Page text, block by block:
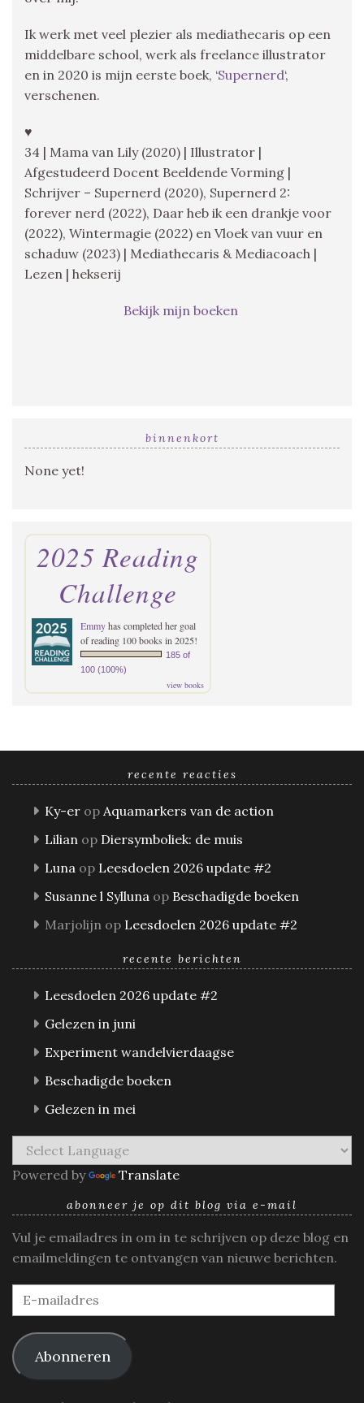
Ik werk met veel plezier als mediathecaris op een
middelbare school, werk als freelance illustrator
en in 2020 is mijn eerste boek, ‘Supernerd‘,
verschenen.
♥
34 | Mama van Lily (2020) | Illustrator |
Afgestudeerd Docent Beeldende Vorming |
Schrijver – Supernerd (2020), Supernerd 2:
forever nerd (2022), Daar heb ik een drankje voor
(2022), Wintermagie (2022) en Vloek van vuur en
schaduw (2023) | Mediathecaris & Mediacoach |
Lezen | hekserij
Bekijk mijn boeken
binnenkort
None yet!
2025 Reading
Challenge
Emmyhas completed her goal
of reading 100 books in 2025!
185 of
100 (100%)
view books
recente reacties
Ky-er op Aquamarkers van de action
Lilian op Diersymboliek: de muis
Luna op Leesdoelen 2026 update #2
Susanne l Sylluna op Beschadigde boeken
Marjolijn op Leesdoelen 2026 update #2
recente berichten
Leesdoelen 2026 update #2
Gelezen in juni
Experiment wandelvierdaagse
Beschadigde boeken
Gelezen in mei
Powered by Translate
abonneer je op dit blog via e-mail
Vul je emailadres in om in te schrijven op deze blog en
emailmeldingen te ontvangen van nieuwe berichten.
E-
mailadres
Abonneren